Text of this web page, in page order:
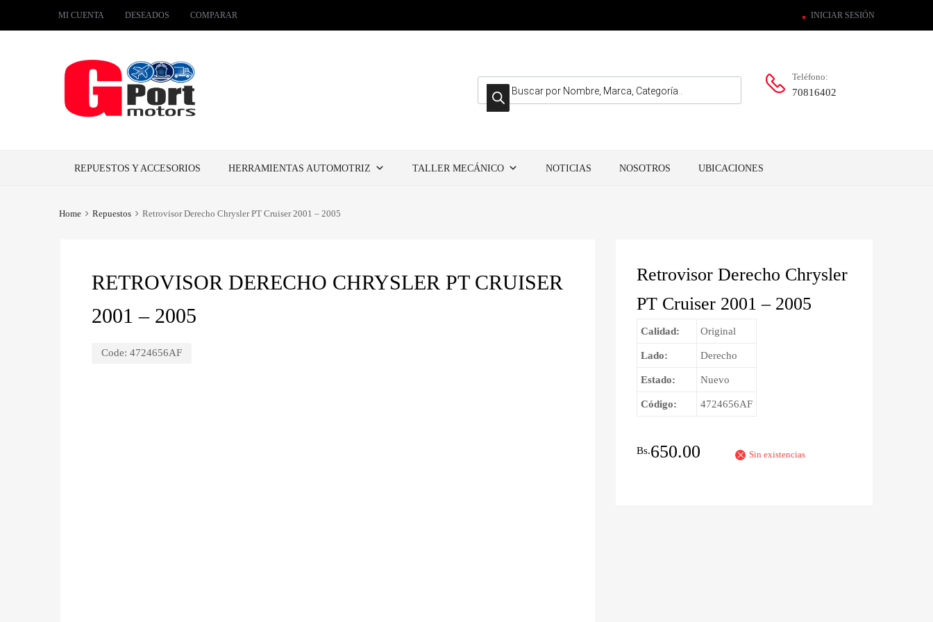
MI CUENTA DESEADOS COMPARAR INICIAR SESIÓN
Búsqueda de productos Teléfono:
70816402
REPUESTOS Y ACCESORIOS HERRAMIENTAS AUTOMOTRIZ TALLER MECÁNICO NOTICIAS NOSOTROS UBICACIONES
Home Repuestos Retrovisor Derecho Chrysler PT Cruiser 2001 – 2005
RETROVISOR DERECHO CHRYSLER PT CRUISER
2001 – 2005
Code: 4724656AF
Retrovisor Derecho Chrysler
PT Cruiser 2001 – 2005
Calidad: Original
Lado: Derecho
Estado: Nuevo
Código: 4724656AF
Bs.650.00 Sin existencias